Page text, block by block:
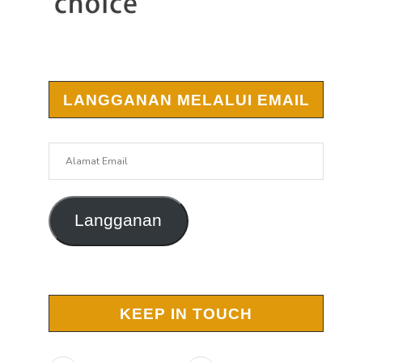
LANGGANAN MELALUI EMAIL
Langganan
KEEP IN TOUCH